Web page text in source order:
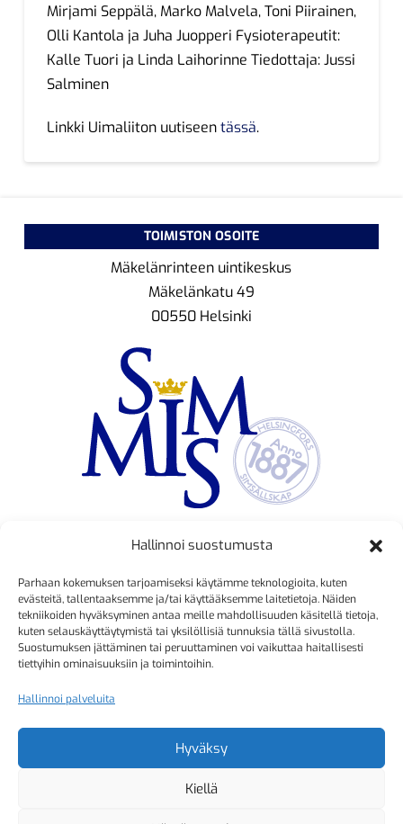
Hallinnoi suostumusta
Parhaan kokemuksen tarjoamiseksi käytämme teknologioita, kuten
evästeitä, tallentaaksemme ja/tai käyttääksemme laitetietoja. Näiden
tekniikoiden hyväksyminen antaa meille mahdollisuuden käsitellä tietoja,
kuten selauskäyttäytymistä tai yksilöllisiä tunnuksia tällä sivustolla.
Suostumuksen jättäminen tai peruuttaminen voi vaikuttaa haitallisesti
tiettyihin ominaisuuksiin ja toimintoihin.
Hallinnoi palveluita
Hyväksy
Kiellä
Mirjami Seppälä, Marko Malvela, Toni Piirainen,
Olli Kantola ja Juha Juopperi Fysioterapeutit:
Kalle Tuori ja Linda Laihorinne Tiedottaja: Jussi
Salminen
Linkki Uimaliiton uutiseentässä.
TOIMISTON OSOITE
Mäkelänrinteen uintikeskus
Mäkelänkatu 49
00550 Helsinki
Kristiina Mäkinen
040 725 3186
kristiina.makinen@simmis.fi
Kyselyt ja muut yhteydenotot
sähköpostitse:
kurssitoiminta@simmis.fi